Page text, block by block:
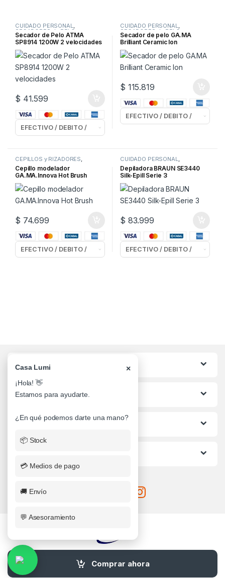
Comprar ahora
CUIDADO PERSONAL,
SECADORES de PELO
Secador de Pelo ATMA
SP8914 1200W 2 velocidades
$ 41.599
CUIDADO PERSONAL,
SECADORES de PELO
Secador de pelo GA.MA
Brilliant Ceramic Ion
$ 115.819
CEPILLOS y RIZADORES,
CUIDADO PERSONAL
Cepillo modelador
GA.MA.Innova Hot Brush
$ 74.699
CUIDADO PERSONAL,
DEPILADORAS
Depiladora BRAUN SE3440
Silk-Epill Serie 3
$ 83.999
Categorias
Lo mas buscado
Informacion al Cliente
¿Alguna Duda? Llamanos
0341-4710482
Casa Lumi ×
¡Hola! 👋
Estamos para ayudarte.
¿En qué podemos darte una mano?
📦 Stock
💳 Medios de pago
🚚 Envío
💬 Asesoramiento